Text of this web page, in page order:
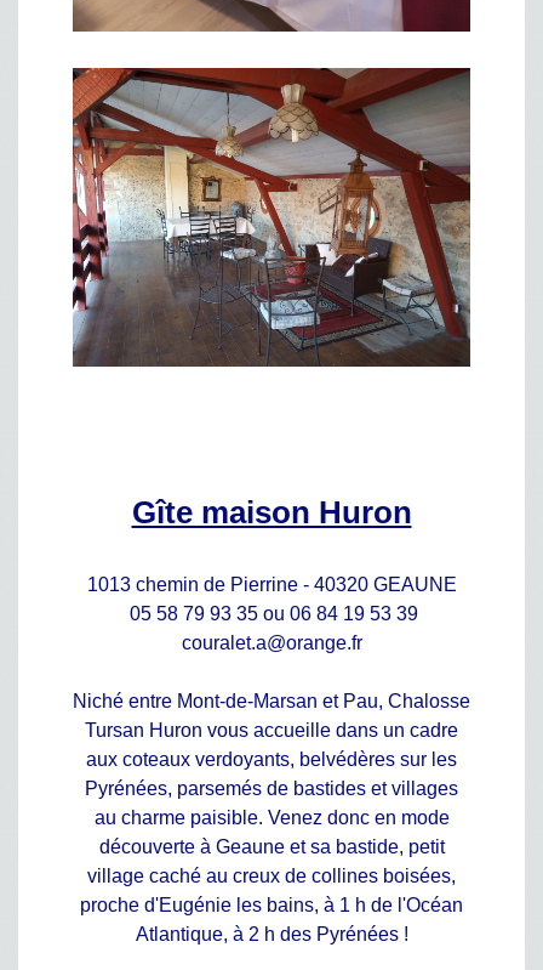
Gîte maison Huron
1013 chemin de Pierrine - 40320 GEAUNE
05 58 79 93 35 ou 06 84 19 53 39
couralet.a@orange.fr
Niché entre Mont-de-Marsan et Pau, Chalosse
Tursan Huron vous accueille dans un cadre
aux coteaux verdoyants, belvédères sur les
Pyrénées, parsemés de bastides et villages
au charme paisible. Venez donc en mode
découverte à Geaune et sa bastide, petit
village caché au creux de collines boisées,
proche d'Eugénie les bains, à 1 h de l'Océan
Atlantique, à 2 h des Pyrénées !